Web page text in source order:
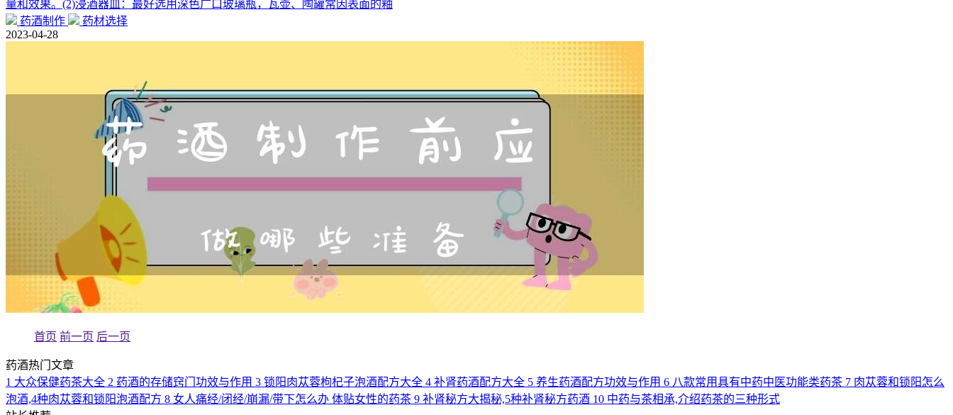
量和效果。(2)浸酒器皿：最好选用深色广口玻璃瓶，瓦壶、陶罐常因表面的釉
药酒制作
药材选择
2023-04-28
首页 前一页 后一页
药酒热门文章
1 大众保健药茶大全 2 药酒的存储窍门功效与作用 3 锁阳肉苁蓉枸杞子泡酒配方大全 4 补肾药酒配方大全 5 养生药酒配方功效与作用 6 八款常用具有中药中医功能类药茶 7 肉苁蓉和锁阳怎么
泡酒,4种肉苁蓉和锁阳泡酒配方 8 女人痛经/闭经/崩漏/带下怎么办 体贴女性的药茶 9 补肾秘方大揭秘,5种补肾秘方药酒 10 中药与茶相承,介绍药茶的三种形式